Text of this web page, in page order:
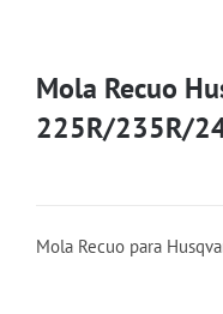
Mola Recuo
225R/235R/
Mola Recuo para